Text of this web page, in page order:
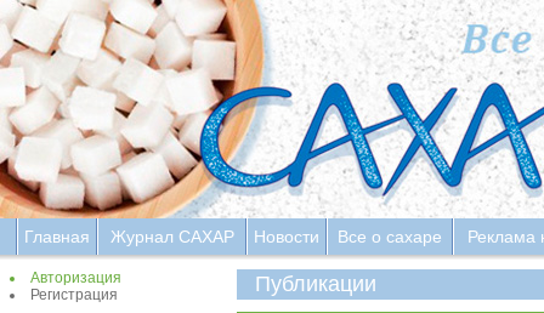
Главная Журнал САХАР Новости Все о сахаре Реклама
Авторизация
Регистрация
Публикации